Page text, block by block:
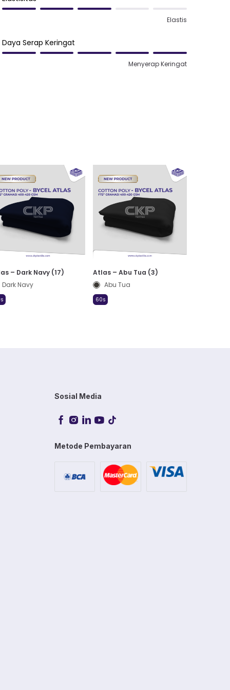
Elastis
Daya Serap Keringat
Menyerap Keringat
– Dark Navy (17)
Dark Navy
Atlas – Abu Tua (3)
Abu Tua
60s
Sosial Media
Metode Pembayaran